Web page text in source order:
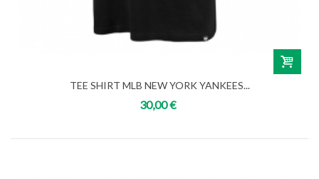
TEE SHIRT MLB NEW YORK YANKEES...
30,00 €